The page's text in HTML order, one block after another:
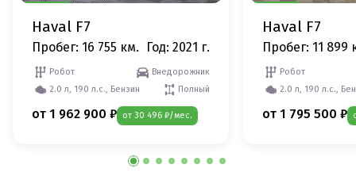
Haval F7
Пробег: 16 755 км. Год: 2021 г.
Робот
Внедорожник
2.0 л, 190 л.с., Бензин
Полный
от 1 962 900 ₽ от 30 496 ₽/мес.
Haval F7
Пробег: 11 899
Робот
2.0 л, 190 л.с.,
от 1 795 500 ₽